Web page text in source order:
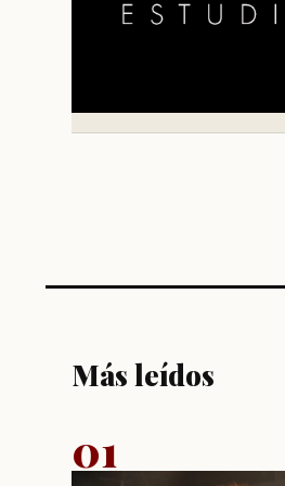
Más leídos
01